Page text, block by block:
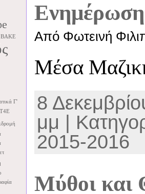
ΒΑΚΕ
Γ'
Τ4Ε
Από Φωτεινή
Μέσα
8
μμ |
2015-2016
Μύθοι και